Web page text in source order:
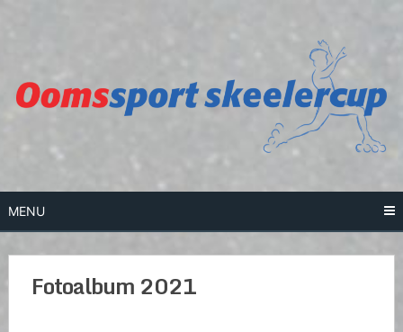
MENU
Fotoalbum 2021